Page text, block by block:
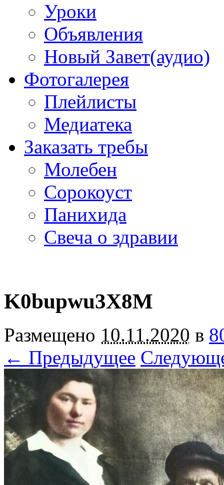
Уроки
Объявления
Новый Завет(аудио)
Фотогалерея
Плейлисты
Медиатека
Заказать требы
Молебен
Сорокоуст
Панихида
Свеча о здравии
K0bupwu3X8M
Размещено 10.11.2020 в
← Предыдущее